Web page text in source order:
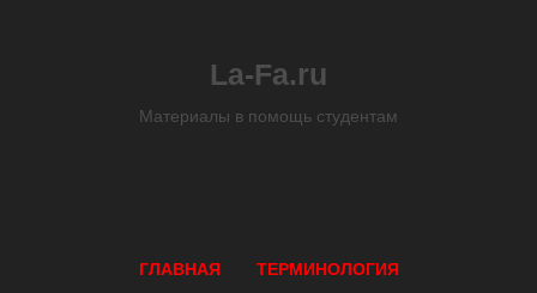
La-Fa.ru
Материалы в помощь студентам
ГЛАВНАЯ ТЕРМИНОЛОГИЯ